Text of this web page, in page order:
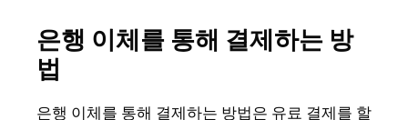
은행 이체를 통해 결제하는 방
법
은행 이체를 통해 결제하는 방법은 유료 결제를 할